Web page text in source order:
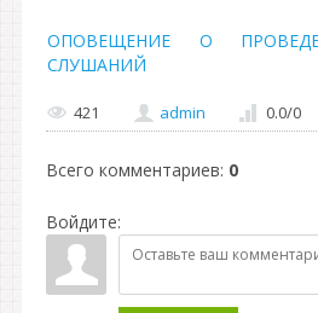
ОПОВЕЩЕНИЕ О
СЛУШАНИЙ
421 admin 0.0/0
Всего комментариев: 0
Войдите: